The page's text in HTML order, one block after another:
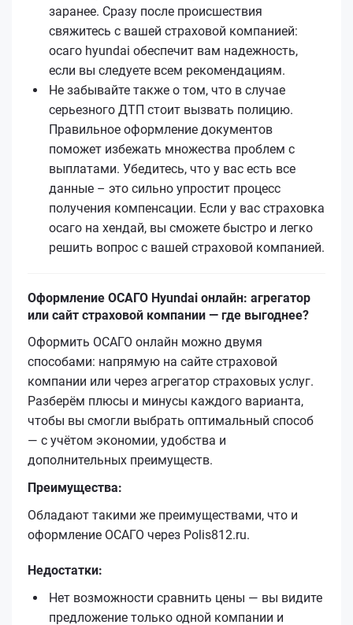
заранее. Сразу после происшествия
свяжитесь с вашей страховой компанией:
осаго hyundai обеспечит вам надежность,
если вы следуете всем рекомендациям.
Не забывайте также о том, что в случае
серьезного ДТП стоит вызвать полицию.
Правильное оформление документов
поможет избежать множества проблем с
выплатами. Убедитесь, что у вас есть все
данные – это сильно упростит процесс
получения компенсации. Если у вас страховка
осаго на хендай, вы сможете быстро и легко
решить вопрос с вашей страховой компанией.
Оформление ОСАГО Hyundai онлайн: агрегатор
или сайт страховой компании — где выгоднее?
Оформить ОСАГО онлайн можно двумя
способами: напрямую на сайте страховой
компании или через агрегатор страховых услуг.
Разберём плюсы и минусы каждого варианта,
чтобы вы смогли выбрать оптимальный способ
— с учётом экономии, удобства и
дополнительных преимуществ.
Преимущества:
Обладают такими же преимуществами, что и
оформление ОСАГО через Polis812.ru.
Недостатки:
Нет возможности сравнить цены — вы видите
предложение только одной компании и